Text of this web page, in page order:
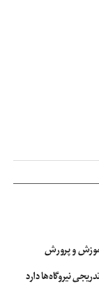
و پرورش
نیروگاه‌ها دارد